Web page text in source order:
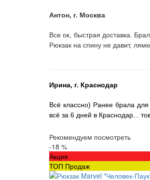
Антон, г. Москва
Все ок, быстрая доставка.
Рюкзак на спину не давит,
Ирина, г. Краснодар
Всё классно) Ранее брала
всё за 6 дней в Краснодар...
Рекомендуем посмотреть
-18 %
Акция
ТОП Продаж